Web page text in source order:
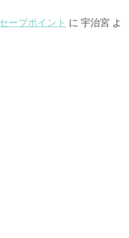
ーブポイント に 宇治宮 よ